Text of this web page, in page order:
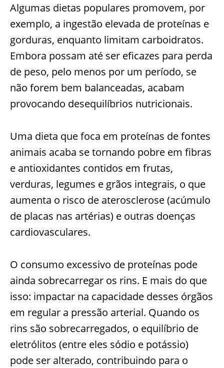
Algumas dietas populares promovem, por
exemplo, a ingestão elevada de proteínas e
gorduras, enquanto limitam carboidratos.
Embora possam até ser eficazes para perda
de peso, pelo menos por um período, se
não forem bem balanceadas, acabam
provocando desequilíbrios nutricionais.
Uma dieta que foca em proteínas de fontes
animais acaba se tornando pobre em fibras
e antioxidantes contidos em frutas,
verduras, legumes e grãos integrais, o que
aumenta o risco de aterosclerose (acúmulo
de placas nas artérias) e outras doenças
cardiovasculares.
O consumo excessivo de proteínas pode
ainda sobrecarregar os rins. E mais do que
isso: impactar na capacidade desses órgãos
em regular a pressão arterial. Quando os
rins são sobrecarregados, o equilíbrio de
eletrólitos (entre eles sódio e potássio)
pode ser alterado, contribuindo para o